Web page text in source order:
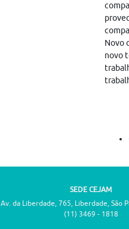
Novo
novo
SEDE CEJAM
Av. da Liberdade, 765, Liberdade, São
(11) 3469 - 1818